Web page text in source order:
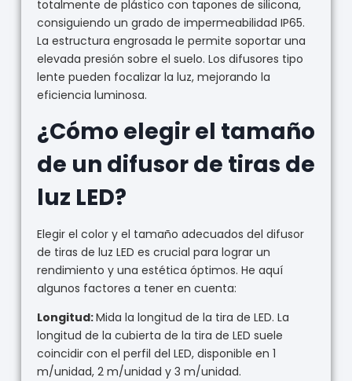
totalmente de plástico con tapones de silicona,
consiguiendo un grado de impermeabilidad IP65.
La estructura engrosada le permite soportar una
elevada presión sobre el suelo. Los difusores tipo
lente pueden focalizar la luz, mejorando la
eficiencia luminosa.
¿Cómo elegir el tamaño
de un difusor de tiras de
luz LED?
Elegir el color y el tamaño adecuados del difusor
de tiras de luz LED es crucial para lograr un
rendimiento y una estética óptimos. He aquí
algunos factores a tener en cuenta:
Longitud:Mida la longitud de la tira de LED. La
longitud de la cubierta de la tira de LED suele
coincidir con el perfil del LED, disponible en 1
m/unidad, 2 m/unidad y 3 m/unidad.